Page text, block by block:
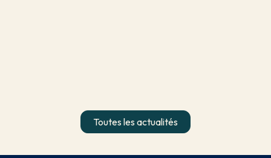
Toutes les actualités